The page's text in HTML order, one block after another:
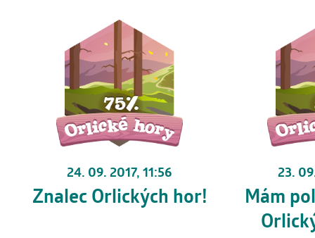
24. 09. 2017, 11:56
Znalec Orlických hor!
23.
Mám